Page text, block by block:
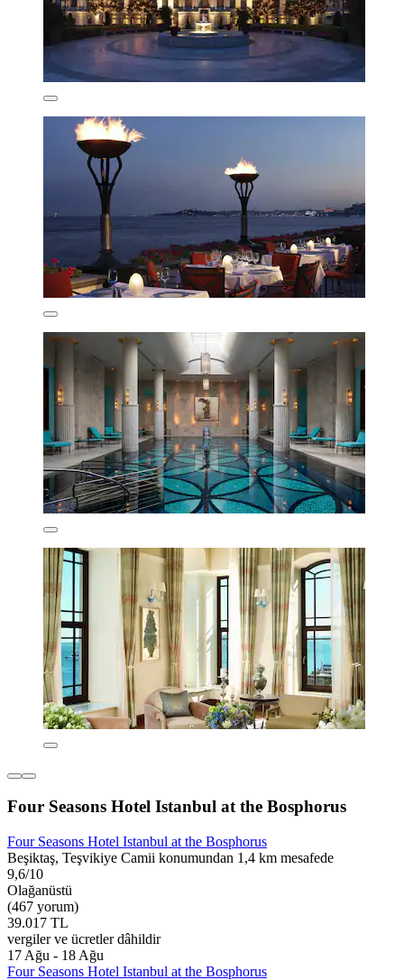
Four Seasons Hotel Istanbul at the Bosphorus
Four Seasons Hotel Istanbul at the Bosphorus
Beşiktaş, Teşvikiye Camii konumundan 1,4 km mesafede
9,6/10
Olağanüstü
(467 yorum)
39.017 TL
vergiler ve ücretler dâhildir
17 Ağu - 18 Ağu
Four Seasons Hotel Istanbul at the Bosphorus